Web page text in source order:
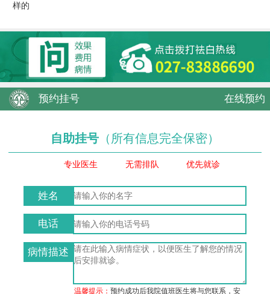
样的
预约挂号 在线预约
自助挂号 （所有信息完全保密）
专业医生 无需排队 优先就诊
姓名
电话
病情描述
温馨提示：预约成功后我院值班医生将与您联系，安